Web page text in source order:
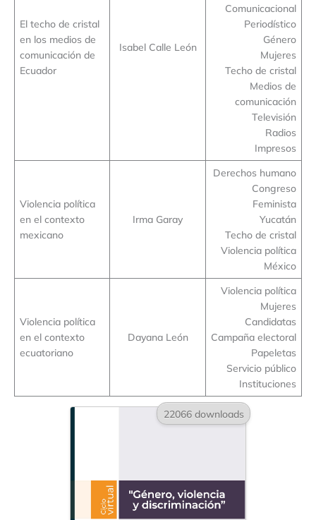
El techo de cristal
en los medios de
comunicación de
Ecuador
Isabel Calle León
Comunicacional
Periodístico
Género
Mujeres
Techo de cristal
Medios de
comunicación
Televisión
Radios
Impresos
Violencia política
en el contexto
mexicano
Irma Garay
Derechos humano
Congreso
Feminista
Yucatán
Techo de cristal
Violencia política
México
Violencia política
en el contexto
ecuatoriano
Dayana León
Violencia política
Mujeres
Candidatas
Campaña electoral
Papeletas
Servicio público
Instituciones
22066 downloads